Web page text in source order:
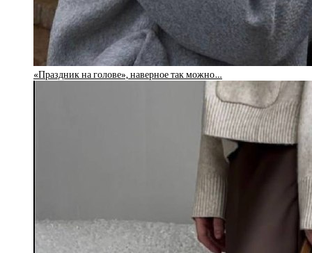
«Праздник на голове», наверное так можно…